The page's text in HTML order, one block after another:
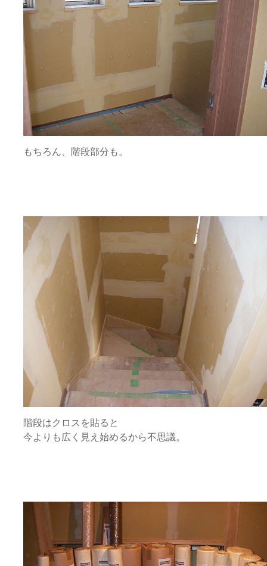
もちろん、階段部分も。
階段はクロスを貼ると
今よりも広く見え始めるから不思議。